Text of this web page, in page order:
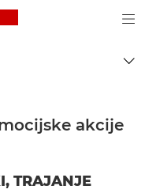
Canon Logo, back to
akcije
TRAJANJE